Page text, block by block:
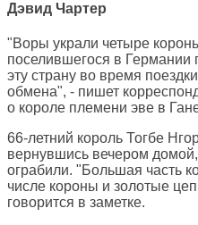
Дэвид Чартер
"Воры украли четыре
поселившегося в Германии
эту страну во время
обмена", - пишет
о короле племени эве в
66-летний король Тогбе
вернувшись вечером
ограбили. "Большая часть
числе короны и золотые
говорится в заметке.